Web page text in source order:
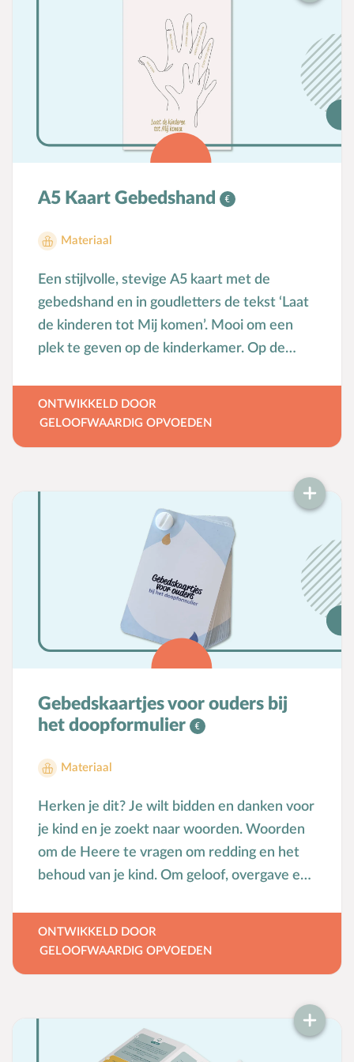
Op de bijbehorende A5 kaart staan tips om
de doopdag van een kind te vieren. Dankzij
het opbergdoosje en de kaart is de
vlaggenlijn ook een waardevol cadeau om
weg te geven! Als je dit artikel besteld is het
als pre-order. Andere mee bestelde
artikelen worden pas geleverd als dit artikel
bestellingen.
A5 Kaart Gebedshand
Materiaal
Een stijlvolle, stevige A5 kaart met de
gebedshand en in goudletters de tekst ‘Laat
de kinderen tot Mij komen’. Mooi om een
plek te geven op de kinderkamer. Op de
begin van het kinderleven. Ook is er een
passend om te geven bij de geboorte of
doop van een kindje.
ONTWIKKELD DOOR
GELOOFWAARDIG OPVOEDEN
Gebedskaartjes voor ouders bij
het doopformulier
Materiaal
Herken je dit? Je wilt bidden en danken voor
je kind en je zoekt naar woorden. Woorden
om de Heere te vragen om redding en het
behoud van je kind. Om geloof, overgave en
Woord en daarop pleiten. We leren het onze
ontwikkelt met bid- en dankpunten naar
aanleiding van het doopformulier. Dit
ONTWIKKELD DOOR
GELOOFWAARDIG OPVOEDEN